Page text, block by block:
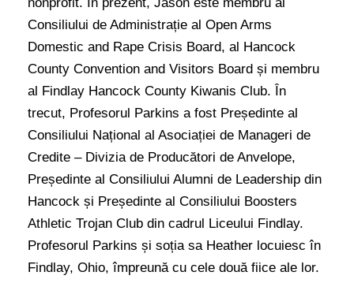
Consiliului de Administrație al Open Arms
Domestic and Rape Crisis Board, al Hancock
County Convention and Visitors Board și membru
al Findlay Hancock County Kiwanis Club. În
trecut, Profesorul Parkins a fost Președinte al
Consiliului Național al Asociației de Manageri de
Credite – Divizia de Producători de Anvelope,
Președinte al Consiliului Alumni de Leadership din
Hancock și Președinte al Consiliului Boosters
Athletic Trojan Club din cadrul Liceului Findlay.
Profesorul Parkins și soția sa Heather locuiesc în
Findlay, Ohio, împreună cu cele două fiice ale lor.